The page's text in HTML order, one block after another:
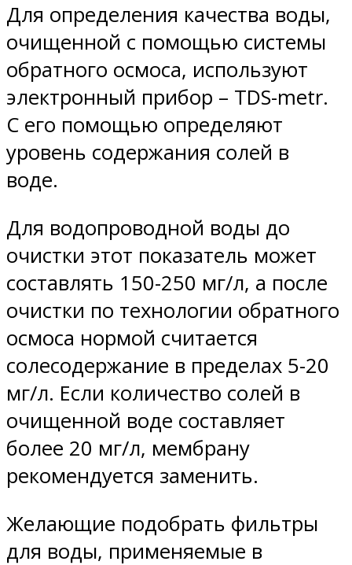
Для определения качества воды,
очищенной с помощью системы
обратного осмоса, используют
электронный прибор – TDS-metr.
С его помощью определяют
уровень содержания солей в
воде.
Для водопроводной воды до
очистки этот показатель может
составлять 150-250 мг/л, а после
очистки по технологии обратного
осмоса нормой считается
солесодержание в пределах 5-20
мг/л. Если количество солей в
очищенной воде составляет
более 20 мг/л, мембрану
рекомендуется заменить.
Желающие подобрать фильтры
для воды, применяемые в